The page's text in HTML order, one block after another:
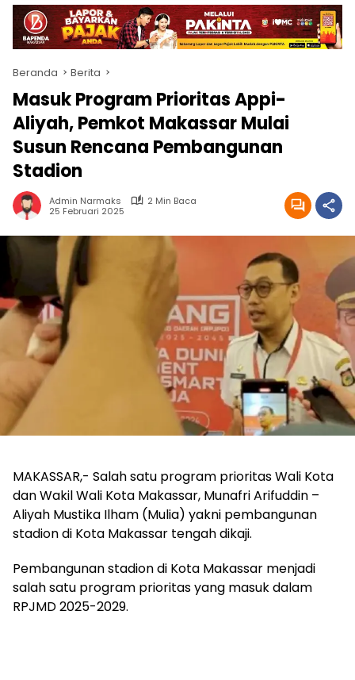
Beranda Berita
Masuk Program Prioritas Appi-
Aliyah, Pemkot Makassar Mulai
Susun Rencana Pembangunan
Stadion
Admin Narmaks
2 Min Baca
25 Februari 2025
MAKASSAR,- Salah satu program prioritas Wali Kota
dan Wakil Wali Kota Makassar, Munafri Arifuddin –
Aliyah Mustika Ilham (Mulia) yakni pembangunan
stadion di Kota Makassar tengah dikaji.
Pembangunan stadion di Kota Makassar menjadi
salah satu program prioritas yang masuk dalam
RPJMD 2025-2029.